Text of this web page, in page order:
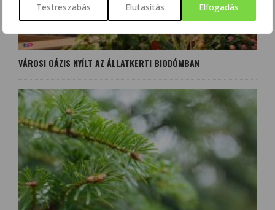
Testreszabás Elutasítás Elfogadás
VÁROSI OÁZIS NYÍLT AZ ÁLLATKERTI BIODÓMBAN